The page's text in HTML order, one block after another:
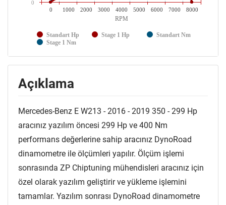
RPM
Standart Hp Stage 1 Hp
Standart Nm
Stage 1 Nm
0 1000 2000 3000 4000 5000 6000 7000 8000
0
Açıklama
Mercedes-Benz E W213 - 2016 - 2019 350 - 299 Hp
aracınız yazılım öncesi 299 Hp ve 400 Nm
performans değerlerine sahip aracınız DynoRoad
dinamometre ile ölçümleri yapılır. Ölçüm işlemi
sonrasında ZP Chiptuning mühendisleri aracınız için
özel olarak yazılım geliştirir ve yükleme işlemini
tamamlar. Yazılım sonrası DynoRoad dinamometre